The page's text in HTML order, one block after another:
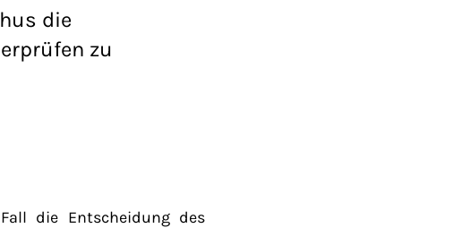
die
zu
die Entscheidung des